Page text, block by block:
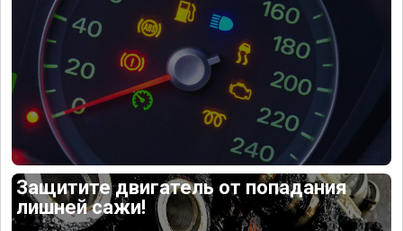
Защитите двигатель от попадания
лишней сажи!